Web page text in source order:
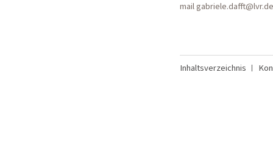
mail gabriele.dafft@lvr.de
Inhaltsverzeichnis